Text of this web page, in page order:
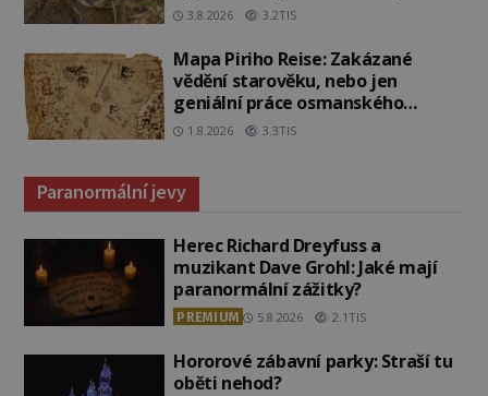
3.8.2026 3.2TIS
Mapa Piriho Reise: Zakázané
vědění starověku, nebo jen
geniální práce osmanského
admirála?
1.8.2026 3.3TIS
Paranormální jevy
Herec Richard Dreyfuss a
muzikant Dave Grohl: Jaké mají
paranormální zážitky?
PREMIUM 5.8.2026 2.1TIS
Hororové zábavní parky: Straší tu
oběti nehod?